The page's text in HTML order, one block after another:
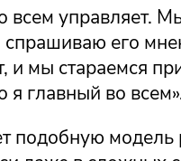
всем управляет.
его
и мы стараемся
главный во
подобную модель